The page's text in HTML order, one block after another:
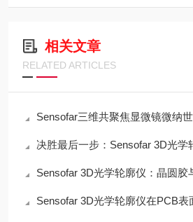
相关文章
RELATED ARTICLES
Sensofar三维共聚焦显微镜微纳
决胜最后一步：Sensofar 3D光学轮廓仪如何为先
Sensofar 3D光学轮廓仪：晶圆胶与
Sensofar 3D光学轮廓仪在PCB表